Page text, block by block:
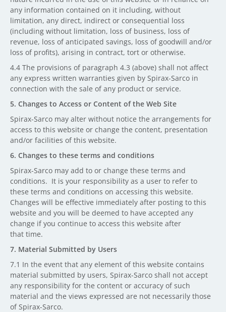
any information contained on it including, without
limitation, any direct, indirect or consequential loss
(including without limitation, loss of business, loss of
revenue, loss of anticipated savings, loss of goodwill and/or
loss of profits), arising in contract, tort or otherwise.
4.4 The provisions of paragraph 4.3 (above) shall not affect
any express written warranties given by Spirax-Sarco in
connection with the sale of any product or service.
5. Changes to Access or Content of the Web Site
Spirax-Sarco may alter without notice the arrangements for
access to this website or change the content, presentation
and/or facilities of this website.
6. Changes to these terms and conditions
Spirax-Sarco may add to or change these terms and
conditions. It is your responsibility as a user to refer to
these terms and conditions on accessing this website.
Changes will be effective immediately after posting to this
website and you will be deemed to have accepted any
change if you continue to access this website after
that time.
7. Material Submitted by Users
7.1 In the event that any element of this website contains
material submitted by users, Spirax-Sarco shall not accept
any responsibility for the content or accuracy of such
material and the views expressed are not necessarily those
of Spirax-Sarco.